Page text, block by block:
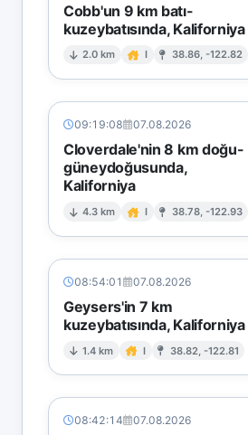
Cobb'un 9 km batı-
kuzeybatısında, Kaliforniya
2.0 km I 38.86, -122.82
09:19:08 07.08.2026
Cloverdale'nin 8 km doğu-
güneydoğusunda,
Kaliforniya
4.3 km I 38.78, -122.93
08:54:01 07.08.2026
Geysers'in 7 km
kuzeybatısında, Kaliforniya
1.4 km I 38.82, -122.81
08:42:14 07.08.2026